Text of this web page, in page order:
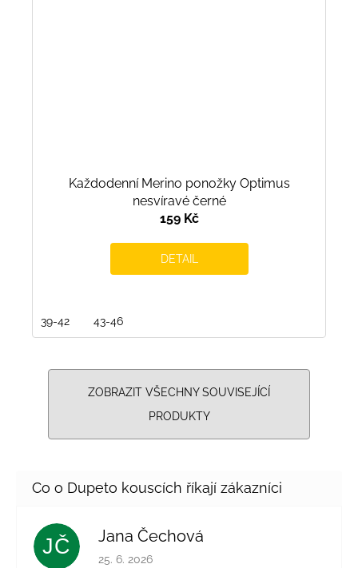
Každodenní Merino ponožky Optimus
nesvíravé černé
159 Kč
DETAIL
39-42 43-46
ZOBRAZIT VŠECHNY SOUVISEJÍCÍ
PRODUKTY
JČ Jana Čechová
Hodnocení obchodu je 5 z 5 hvězdiček.
25. 6. 2026